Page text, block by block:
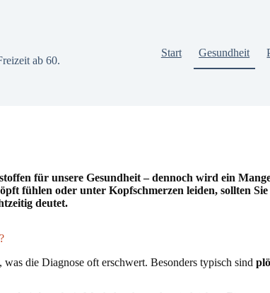
ab 60.
Start Gesundheit
für unsere Gesundheit – dennoch wird ein
fühlen oder unter Kopfschmerzen leiden, sollten
deutet.
die Diagnose oft erschwert. Besonders typisch sind